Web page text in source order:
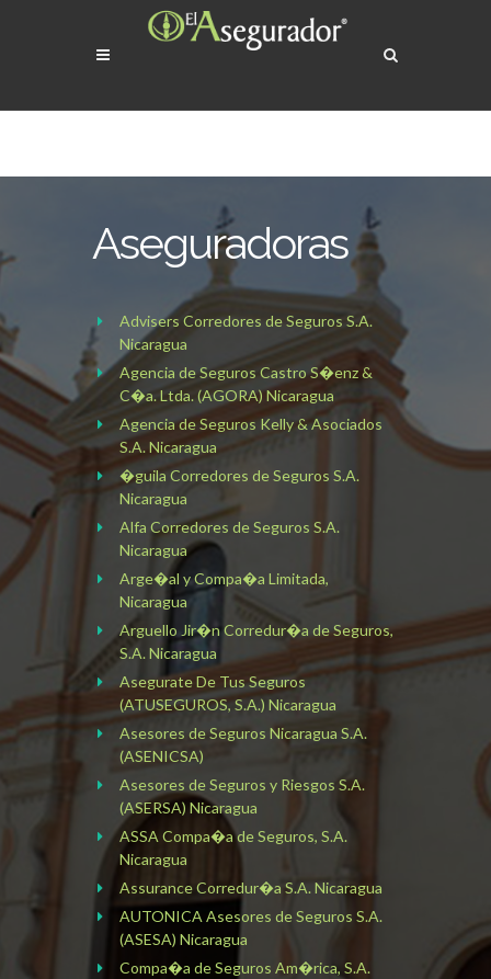
Aseguradoras
Advisers Corredores de Seguros S.A.
Nicaragua
Agencia de Seguros Castro S�enz &
C�a. Ltda. (AGORA) Nicaragua
Agencia de Seguros Kelly & Asociados
S.A. Nicaragua
�guila Corredores de Seguros S.A.
Nicaragua
Alfa Corredores de Seguros S.A.
Nicaragua
Arge�al y Compa�a Limitada,
Nicaragua
Arguello Jir�n Corredur�a de Seguros,
S.A. Nicaragua
Asegurate De Tus Seguros
(ATUSEGUROS, S.A.) Nicaragua
Asesores de Seguros Nicaragua S.A.
(ASENICSA)
Asesores de Seguros y Riesgos S.A.
(ASERSA) Nicaragua
ASSA Compa�a de Seguros, S.A.
Nicaragua
Assurance Corredur�a S.A. Nicaragua
AUTONICA Asesores de Seguros S.A.
(ASESA) Nicaragua
Compa�a de Seguros Am�rica, S.A.